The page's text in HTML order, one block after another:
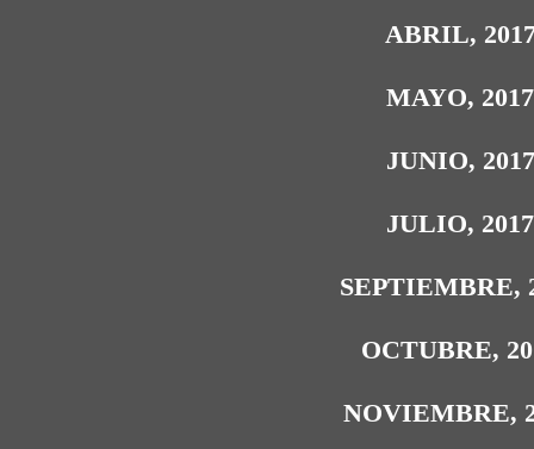
ABRIL,
MAYO, 2017
JUNIO, 2017
JULIO, 2017
SEPTIEMBRE,
OCTUBRE,
NOVIEMBRE,